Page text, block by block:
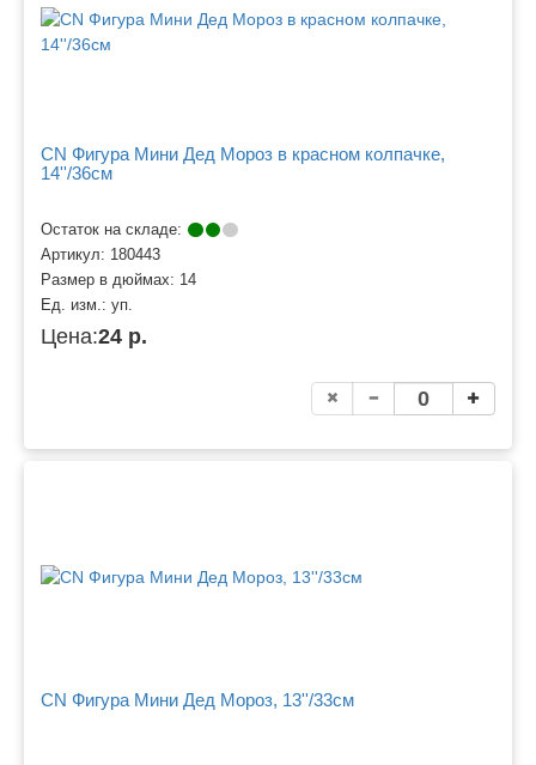
CN Фигура Мини Дед Мороз в красном колпачке,
14''/36см
Остаток на складе:
Артикул: 180443
Размер в дюймах: 14
Ед. изм.: уп.
Цена:24 р.
CN Фигура Мини Дед Мороз, 13''/33см